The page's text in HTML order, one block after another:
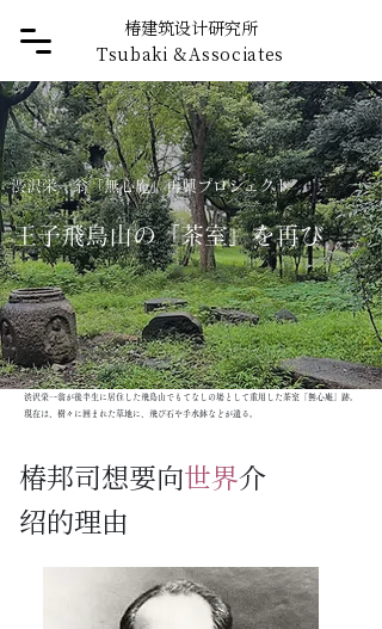
椿建筑设计研究所
Tsubaki &Associates
渋沢栄一翁「無心庵」再興プロジェクト
王子飛鳥山の「茶室」を再び
渋沢栄一翁が後半生に居住した飛鳥山でもてなしの場として重用した茶室「無心庵」跡。
現在は、樹々に囲まれた草地に、飛び石や手水鉢などが遺る。
椿邦司想要向世界介
绍的理由